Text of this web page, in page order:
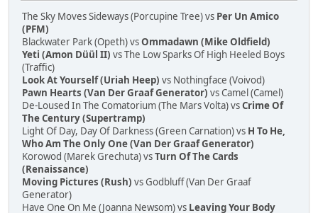
The Sky Moves Sideways (Porcupine Tree) vs Per Un Amico
(PFM)
Blackwater Park (Opeth) vsOmmadawn (Mike Oldfield)
Yeti (Amon Düül II) vs The Low Sparks Of High Heeled Boys
(Traffic)
Look At Yourself (Uriah Heep) vs Nothingface (Voivod)
Pawn Hearts (Van Der Graaf Generator) vs Camel (Camel)
De-Loused In The Comatorium (The Mars Volta) vsCrime Of
The Century (Supertramp)
Light Of Day, Day Of Darkness (Green Carnation) vs H To He,
Who Am The Only One (Van Der Graaf Generator)
Korowod (Marek Grechuta) vsTurn Of The Cards
(Renaissance)
Moving Pictures (Rush) vs Godbluff (Van Der Graaf
Generator)
Have One On Me (Joanna Newsom) vs Leaving Your Body